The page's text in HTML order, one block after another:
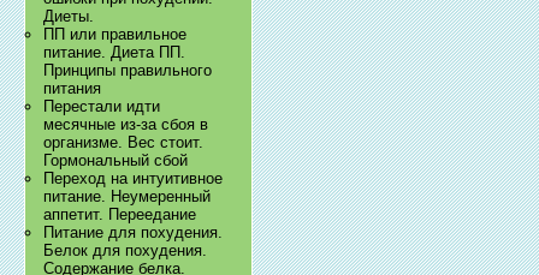
Диеты.
ПП или правильное
питание. Диета ПП.
Принципы правильного
питания
Перестали идти
месячные из-за сбоя в
организме. Вес стоит.
Гормональный сбой
Переход на интуитивное
питание. Неумеренный
аппетит. Переедание
Питание для похудения.
Белок для похудения.
Содержание белка.